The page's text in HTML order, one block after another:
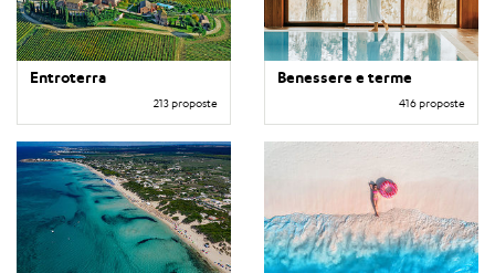
Entroterra
213 proposte
Benessere e terme
416 proposte